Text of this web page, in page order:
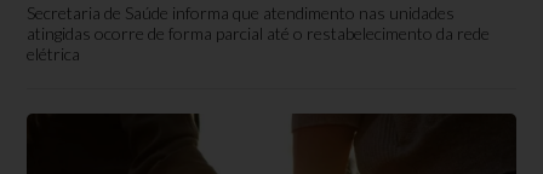
Secretaria de Saúde informa que atendimento nas unidades
atingidas ocorre de forma parcial até o restabelecimento da rede
elétrica